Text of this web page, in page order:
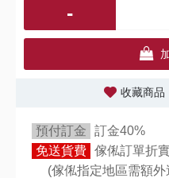
-
收藏商品
預付訂金
訂金40%
免送貨費 傢俬訂單折
(傢俬指定地區需額外